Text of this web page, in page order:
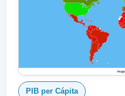
PIB per Cápita